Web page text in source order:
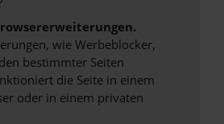
wie Werbeblocker,
bestimmter Seiten
die Seite in einem
oder in einem privaten